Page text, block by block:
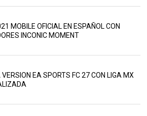
MOBILE OFICIAL EN ESPAÑOL CON
INCONIC MOMENT
VERSION EA SPORTS FC 27 CON LIGA MX